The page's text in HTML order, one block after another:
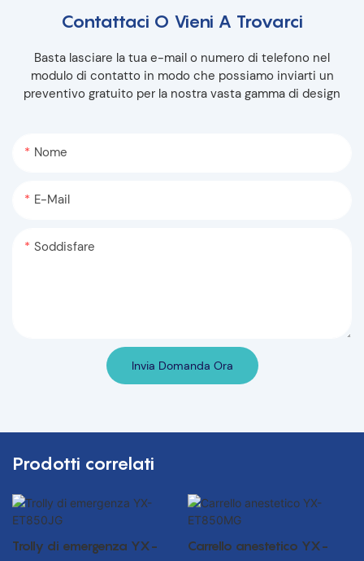
Contattaci O Vieni A Trovarci
Basta lasciare la tua e-mail o numero di telefono nel
modulo di contatto in modo che possiamo inviarti un
preventivo gratuito per la nostra vasta gamma di design
Nome
E-Mail
Soddisfare
Invia Domanda Ora
Prodotti correlati
Trolly di emergenza YX-
Carrello anestetico YX-